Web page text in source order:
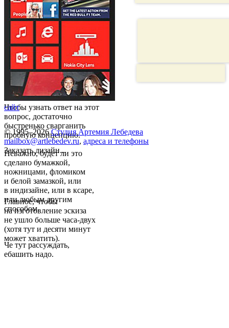
Чтобы узнать ответ на этот
вопрос, достаточно
быстренько сварганить
пробную концепцию.
Неважно, будет ли это
сделано бумажкой,
ножницами, фломиком
и белой замазкой, или
в индизайне, или в ксаре,
или любым другим
способом.
Главное, чтобы
на изготовление эскиза
не ушло больше часа-двух
(хотя тут и десяти минут
может хватить).
Че тут рассуждать,
ебашить надо.
сайт
© 1995–2026 Студия Артемия Лебедева
mailbox@artlebedev.ru, адреса и телефоны
Заказать дизайн...